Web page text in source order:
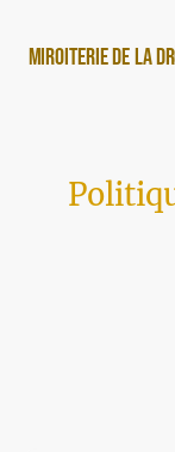
Miroiterie de la